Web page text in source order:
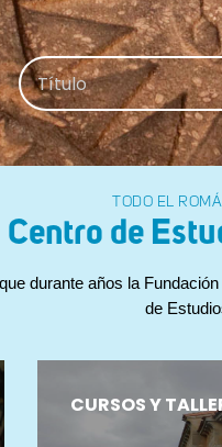
TODO EL
Centro de
durante años la
de
CURSOS Y